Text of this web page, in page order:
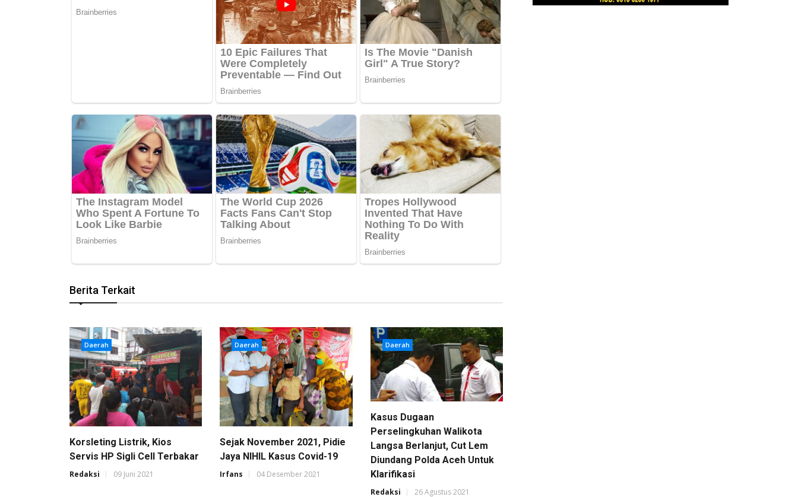
Berita Terkait
Daerah
Korsleting Listrik, Kios
Servis HP Sigli Cell Terbakar
Redaksi 09 Juni 2021
Daerah
Sejak November 2021, Pidie
Jaya NIHIL Kasus Covid-19
Irfans 04 Desember 2021
Daerah
Kasus Dugaan
Perselingkuhan Walikota
Langsa Berlanjut, Cut Lem
Diundang Polda Aceh Untuk
Klarifikasi
Redaksi 26 Agustus 2021